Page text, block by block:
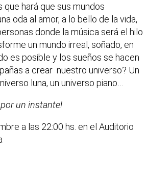
hará que sus mundos
oda al amor, a lo bello de la vida,
donde la música será el hilo
un mundo irreal, soñado, en
es posible y los sueños se hacen
a crear nuestro universo? Un
luna, un universo piano…
un instante!
a las 22:00 hs. en el Auditorio